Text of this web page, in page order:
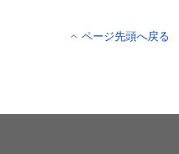
ページ先頭へ戻る